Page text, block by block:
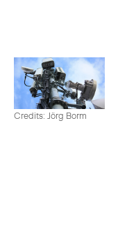
Credits: Jörg Borm